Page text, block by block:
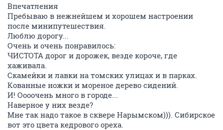
Впечатления
Пребываю в нежнейшем и хорошем настроении
после минипутешествия.
Люблю дорогу...
Очень и очень понравилось:
ЧИСТОТА дорог и дорожек, везде короче, где
хаживала.
Скамейки и лавки на томских улицах и в парках.
Кованные ножки и мореное дерево сидений.
И! Оооочень много в городе...
Наверное у них везде?
Мне так надо такое в сквере Нарымском))). Сибирское
вот это цвета кедрового ореха.